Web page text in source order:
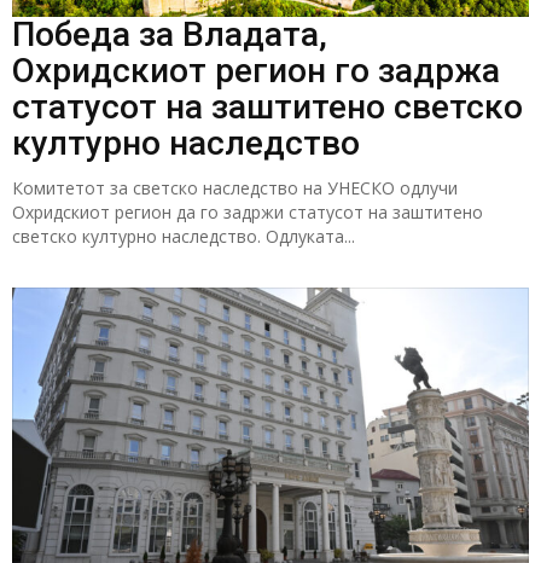
Победа за Владата,
Охридскиот регион го задржа
статусот на заштитено светско
културно наследство
Комитетот за светско наследство на УНЕСКО одлучи
Охридскиот регион да го задржи статусот на заштитено
светско културно наследство. Одлуката...